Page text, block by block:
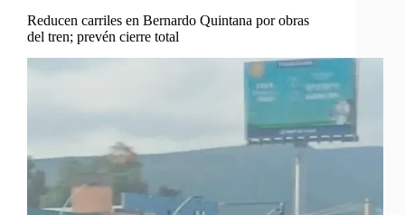
Reducen carriles en Bernardo Quintana por obras
del tren; prevén cierre total